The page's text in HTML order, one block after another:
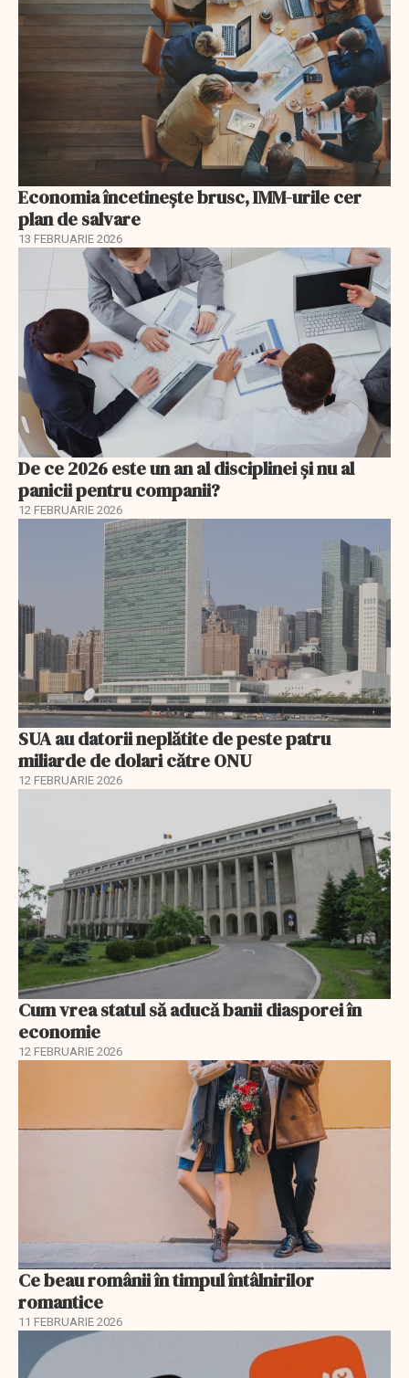
Economia încetinește brusc, IMM-urile cer
plan de salvare
13 FEBRUARIE 2026
De ce 2026 este un an al disciplinei și nu al
panicii pentru companii?
12 FEBRUARIE 2026
SUA au datorii neplătite de peste patru
miliarde de dolari către ONU
12 FEBRUARIE 2026
Cum vrea statul să aducă banii diasporei în
economie
12 FEBRUARIE 2026
Ce beau românii în timpul întâlnirilor
romantice
11 FEBRUARIE 2026